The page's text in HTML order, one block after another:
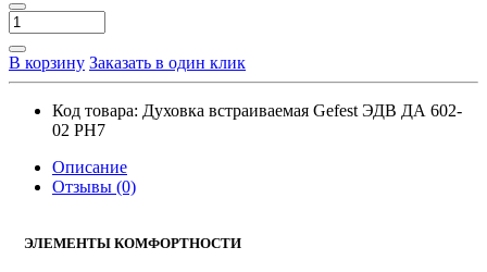
В корзину Заказать в один клик
Код товара: Духовка встраиваемая Gefest ЭДВ ДА 602-
02 PН7
Описание
Отзывы (0)
ЭЛЕМЕНТЫ КОМФОРТНОСТИ